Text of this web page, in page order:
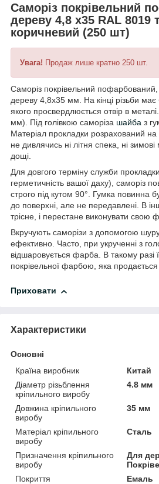
Саморіз покрівельний
дереву 4,8 х35 RAL 8019
коричневий (250 шт)
Увага! Продаж лише кратно 250 шт.
Саморіз покрівельний
дереву 4,8х35 мм. На кінці різьби має
якого просвердлюється отвір в
мм). Під голівкою саморіза шайба з
Матеріал прокладки розрахований на
не дивлячись ні літня спека, ні
дощі.
Для довгого терміну служби
герметичність вашої даху), саморіз
строго під кутом 90°. Гумка повинна
до поверхні, але не передавлені. В
трісне, і перестане виконувати свою
Вкручують саморізи з допомогою
ефективно. Часто, при укрученні з
відшаровується фарба. В такому разі
покрівельної фарбою, яка продається
Приховати
Характеристики
Основні
Країна виробник
Китай
Діаметр різьблення
кріпильного виробу
4.8 мм
Довжина кріпильного
виробу
35 мм
Матеріал кріпильного
виробу
Сталь
Призначення кріпильного
виробу
Для
Покриття
Емаль